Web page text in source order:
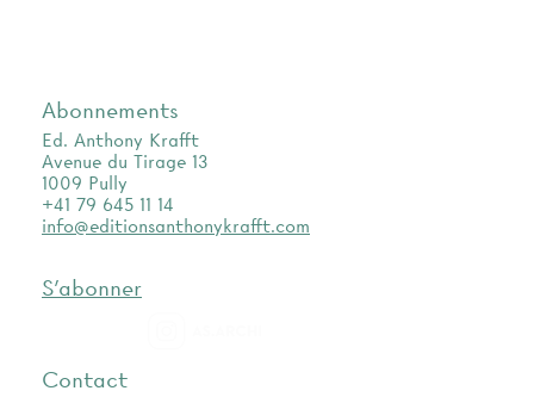
Abonnements
Ed. Anthony Krafft
Avenue du Tirage 13
1009 Pully
+41 79 645 11 14
info@editionsanthonykrafft.com
S'abonner
Contact